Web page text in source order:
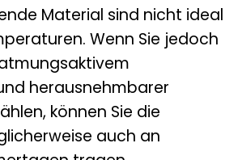
Material sind nicht ideal
Wenn Sie jedoch
herausnehmbarer
können Sie die
auch an